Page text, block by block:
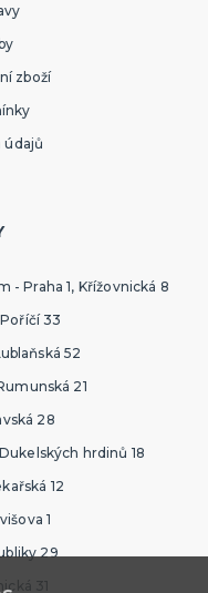
zboží
údajů
- Praha 1, Křížovnická 8
33
52
21
28
hrdinů 18
12
1
29
31